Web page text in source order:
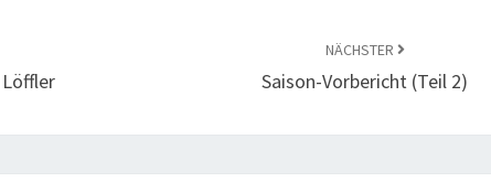
NÄCHSTER
Saison-Vorbericht (Teil 2)